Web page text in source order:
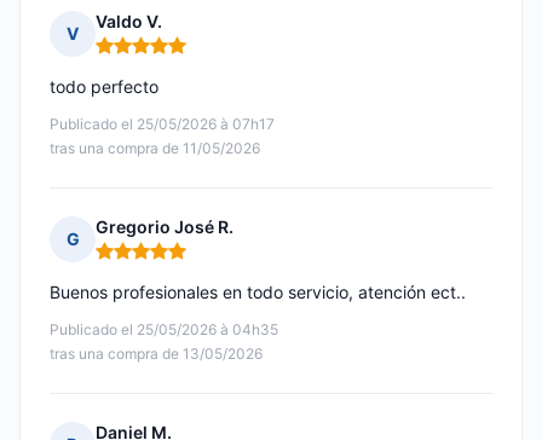
V
Valdo V.
Nota: 5 de 5
Publicado el 25/05/2026 à 07h17
tras una compra de 11/05/2026
todo perfecto
G
Gregorio José R.
Nota: 5 de 5
Publicado el 25/05/2026 à 04h35
tras una compra de 13/05/2026
Buenos profesionales en todo servicio, atención ect..
Daniel M.